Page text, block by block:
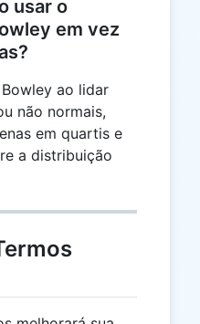
usar o
em vez
ao lidar
não normais,
em quartis e
a distribuição